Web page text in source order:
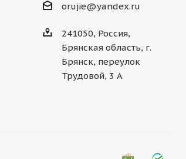
orujie@yandex.ru
241050, Россия,
Брянская область, г.
Брянск, переулок
Трудовой, 3 А